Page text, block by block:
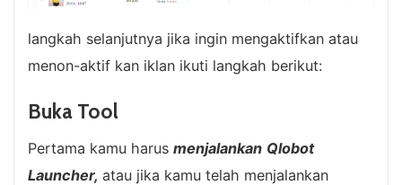
langkah selanjutnya jika ingin mengaktifkan atau
menon-aktif kan iklan ikuti langkah berikut:
Buka Tool
Pertama kamu harus menjalankan Qlobot
Launcher, atau jika kamu telah menjalankan